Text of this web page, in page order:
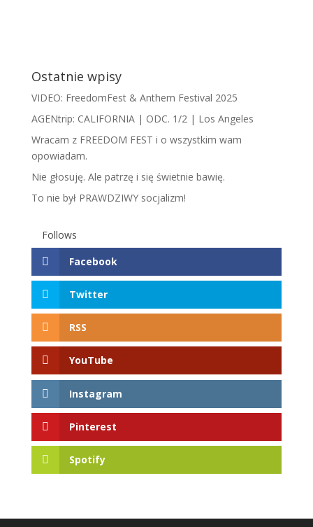
Ostatnie wpisy
VIDEO: FreedomFest & Anthem Festival 2025
AGENtrip: CALIFORNIA | ODC. 1/2 | Los Angeles
Wracam z FREEDOM FEST i o wszystkim wam
opowiadam.
​N​ie głosuję. Ale patrzę i się świetnie bawię.
To nie był PRAWDZIWY socjalizm!
Follows
Facebook
Twitter
RSS
YouTube
Instagram
Pinterest
Spotify